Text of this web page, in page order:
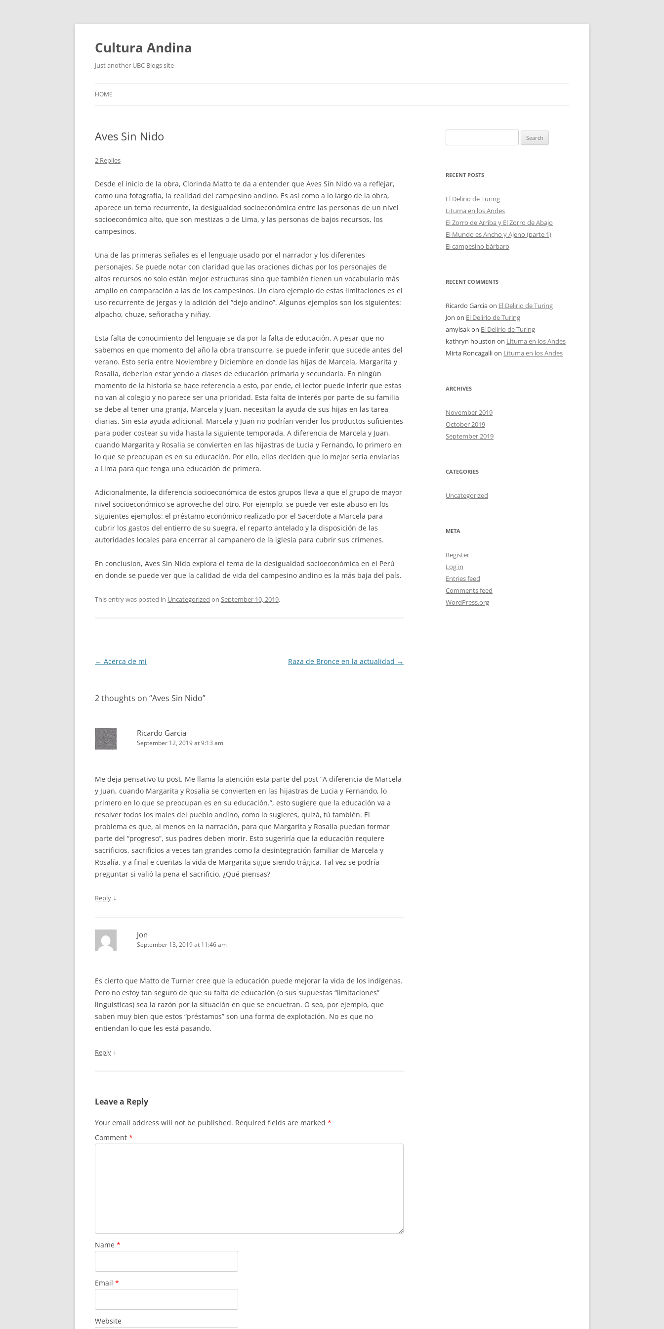
Skip
content
Cultura Andina
Just another UBC Blogs site
HOME
Aves Sin Nido
2 Replies
Desde el inicio de la obra, Clorinda Matto te da a entender que Aves Sin Nido va a reflejar,
como una fotografía, la realidad del campesino andino. Es así como a lo largo de la obra,
aparece un tema recurrente, la desigualdad socioeconómica entre las personas de un nivel
socioeconómico alto, que son mestizas o de Lima, y las personas de bajos recursos, los
campesinos.
Una de las primeras señales es el lenguaje usado por el narrador y los diferentes
personajes. Se puede notar con claridad que las oraciones dichas por los personajes de
altos recursos no solo están mejor estructuras sino que también tienen un vocabulario más
amplio en comparación a las de los campesinos. Un claro ejemplo de estas limitaciones es el
uso recurrente de jergas y la adición del “dejo andino”. Algunos ejemplos son los siguientes:
alpacho, chuze, señoracha y niñay.
Esta falta de conocimiento del lenguaje se da por la falta de educación. A pesar que no
sabemos en que momento del año la obra transcurre, se puede inferir que sucede antes del
verano. Esto sería entre Noviembre y Diciembre en donde las hijas de Marcela, Margarita y
Rosalia, deberían estar yendo a clases de educación primaria y secundaria. En ningún
momento de la historia se hace referencia a esto, por ende, el lector puede inferir que estas
no van al colegio y no parece ser una prioridad. Esta falta de interés por parte de su familia
se debe al tener una granja, Marcela y Juan, necesitan la ayuda de sus hijas en las tarea
diarias. Sin esta ayuda adicional, Marcela y Juan no podrían vender los productos suficientes
para poder costear su vida hasta la siguiente temporada. A diferencia de Marcela y Juan,
cuando Margarita y Rosalia se convierten en las hijastras de Lucia y Fernando, lo primero en
lo que se preocupan es en su educación. Por ello, ellos deciden que lo mejor sería enviarlas
a Lima para que tenga una educación de primera.
Adicionalmente, la diferencia socioeconómica de estos grupos lleva a que el grupo de mayor
nivel socioeconómico se aproveche del otro. Por ejemplo, se puede ver este abuso en los
siguientes ejemplos: el préstamo económico realizado por el Sacerdote a Marcela para
cubrir los gastos del entierro de su suegra, el reparto antelado y la disposición de las
autoridades locales para encerrar al campanero de la iglesia para cubrir sus crímenes.
En conclusion, Aves Sin Nido explora el tema de la desigualdad socioeconómica en el Perú
en donde se puede ver que la calidad de vida del campesino andino es la más baja del país.
This entry was posted in Uncategorized on September 10, 2019.
Post
← Acerca de mi Raza de Bronce en la actualidad →
2 thoughts on “Aves Sin Nido”
Ricardo Garcia
September 12, 2019 at 9:13 am
Me deja pensativo tu post. Me llama la atención esta parte del post “A diferencia de Marcela
y Juan, cuando Margarita y Rosalia se convierten en las hijastras de Lucia y Fernando, lo
primero en lo que se preocupan es en su educación.”, esto sugiere que la educación va a
resolver todos los males del pueblo andino, como lo sugieres, quizá, tú también. El
problema es que, al menos en la narración, para que Margarita y Rosalía puedan formar
parte del “progreso”, sus padres deben morir. Esto sugeriría que la educación requiere
sacrificios, sacrificios a veces tan grandes como la desintegración familiar de Marcela y
Rosalía, y a final e cuentas la vida de Margarita sigue siendo trágica. Tal vez se podría
preguntar si valió la pena el sacrificio. ¿Qué piensas?
Reply ↓
Jon
September 13, 2019 at 11:46 am
Es cierto que Matto de Turner cree que la educación puede mejorar la vida de los indígenas.
Pero no estoy tan seguro de que su falta de educación (o sus supuestas “limitaciones”
linguísticas) sea la razón por la situación en que se encuetran. O sea, por ejemplo, que
saben muy bien que estos “préstamos” son una forma de explotación. No es que no
entiendan lo que les está pasando.
Reply ↓
Leave a Reply
Your email address will not be published. Required fields are marked *
Comment *
Name *
Email *
Website
for:
RECENT POSTS
El Delirio de Turing
Lituma en los Andes
El Zorro de Arriba y El Zorro de Abajo
El Mundo es Ancho y Ajeno (parte 1)
El campesino bárbaro
RECENT COMMENTS
Ricardo Garciaon El Delirio de Turing
Jon on El Delirio de Turing
amyisakon El Delirio de Turing
kathryn houston on Lituma en los Andes
Mirta Roncagallion Lituma en los Andes
ARCHIVES
November 2019
October 2019
September 2019
CATEGORIES
Uncategorized
META
Register
Log in
Entries feed
Comments feed
WordPress.org